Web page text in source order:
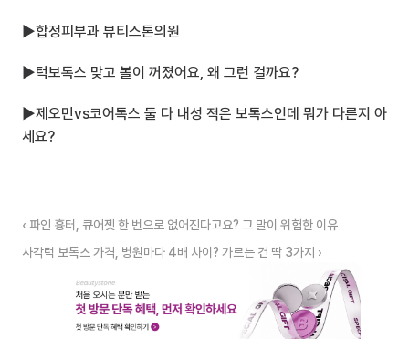
▶합정피부과 뷰티스톤의원
▶턱보톡스 맞고 볼이 꺼졌어요, 왜 그런 걸까요?
▶제오민vs코어톡스 둘 다 내성 적은 보톡스인데 뭐가 다른지 아
세요?
‹ 파인 흉터, 큐어젯 한 번으로 없어진다고요? 그 말이 위험한 이유
사각턱 보톡스 가격, 병원마다 4배 차이? 가르는 건 딱 3가지 ›